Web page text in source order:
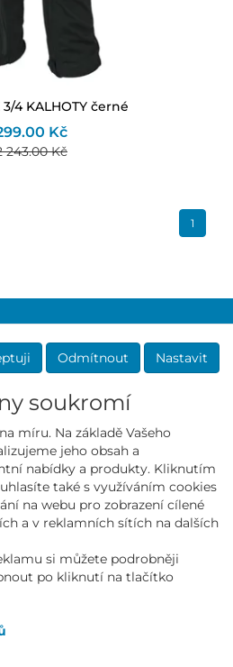
3/4 KALHOTY černé
Kč
243.00 Kč
1
formulář
oděvů
Odmítnout Nastavit
soukromí
míru. Na základě Vašeho
jeho obsah a
nabídky a produkty. Kliknutím
také s využíváním cookies
na webu pro zobrazení cílené
a v reklamních sítích na dalších
si můžete podrobněji
po kliknutí na tlačítko